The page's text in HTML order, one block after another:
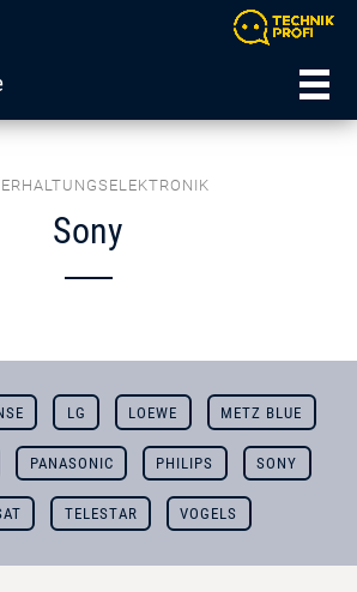
Sony
LG LOEWE METZ BLUE
PANASONIC PHILIPS SONY
TELESTAR VOGELS